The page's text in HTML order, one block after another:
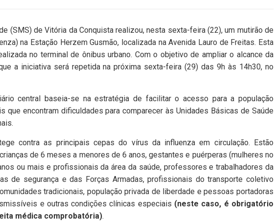
(SMS) de Vitória da Conquista realizou, nesta sexta-feira (22), um mutirão de
na Estação Herzem Gusmão, localizada na Avenida Lauro de Freitas. Esta
no terminal de ônibus urbano. Com o objetivo de ampliar o alcance da
a iniciativa será repetida na próxima sexta-feira (29) das 9h às 14h30, no
central baseia-se na estratégia de facilitar o acesso para a população
que encontram dificuldades para comparecer às Unidades Básicas de Saúde
contra as principais cepas do vírus da influenza em circulação. Estão
de 6 meses a menores de 6 anos, gestantes e puérperas (mulheres no
ou mais e profissionais da área da saúde, professores e trabalhadores da
de segurança e das Forças Armadas, profissionais do transporte coletivo
tradicionais, população privada de liberdade e pessoas portadoras
e outras condições clínicas especiais (neste caso, é obrigatório
médica comprobatória).